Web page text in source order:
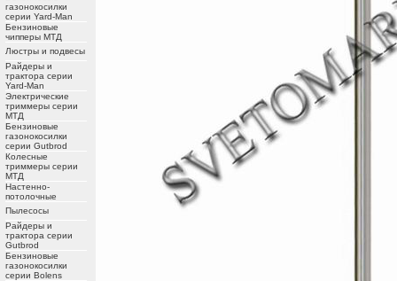
газонокосилки
серии Yard-Man
Бензиновые
чипперы МТД
Люстры и подвесы
Райдеры и
трактора серии
Yard-Man
Электрические
триммеры серии
МТД
Бензиновые
газонокосилки
серии Gutbrod
Колесные
триммеры серии
МТД
Настенно-
потолочные
Пылесосы
Райдеры и
трактора серии
Gutbrod
Бензиновые
газонокосилки
серии Bolens